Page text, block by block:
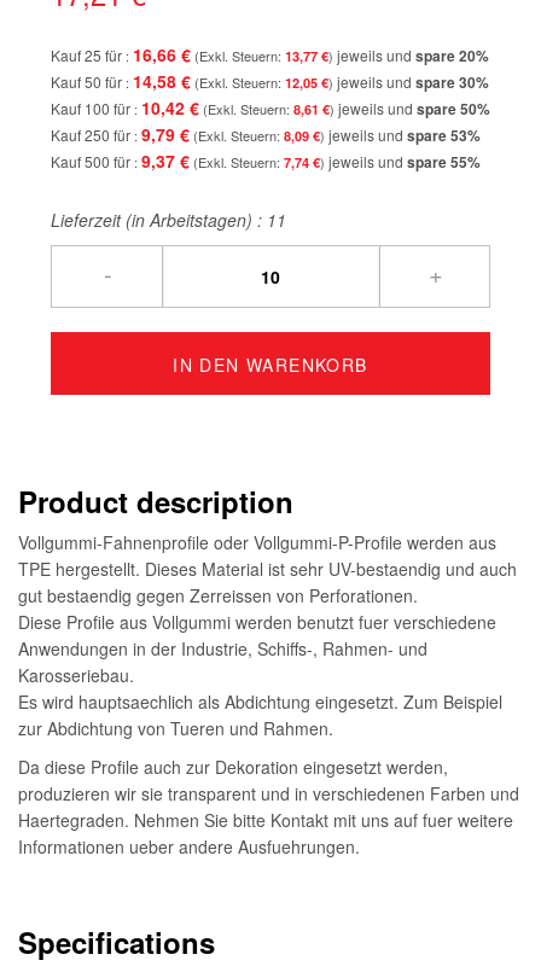
Kauf 25 für 16,66 € 13,77 € jeweils und spare20%
Kauf 50 für 14,58 € 12,05 € jeweils und spare30%
Kauf 100 für 10,42 € 8,61 € jeweils und spare50%
Kauf 250 für 9,79 € 8,09 € jeweils und spare53%
Kauf 500 für 9,37 € 7,74 € jeweils und spare55%
Lieferzeit (in Arbeitstagen) : 11
- +
IN DEN WARENKORB
Product description
Vollgummi-Fahnenprofile oder Vollgummi-P-Profile werden aus
TPE hergestellt. Dieses Material ist sehr UV-bestaendig und auch
gut bestaendig gegen Zerreissen von Perforationen.
Diese Profile aus Vollgummi werden benutzt fuer verschiedene
Anwendungen in der Industrie, Schiffs-, Rahmen- und
Karosseriebau.
Es wird hauptsaechlich als Abdichtung eingesetzt. Zum Beispiel
zur Abdichtung von Tueren und Rahmen.
Da diese Profile auch zur Dekoration eingesetzt werden,
produzieren wir sie transparent und in verschiedenen Farben und
Haertegraden. Nehmen Sie bitte Kontakt mit uns auf fuer weitere
Informationen ueber andere Ausfuehrungen.
Specifications